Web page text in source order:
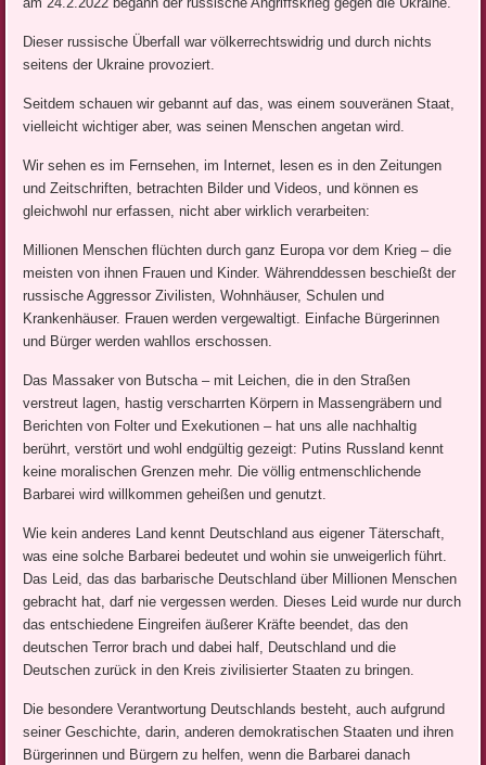
Dieser russische Überfall war völkerrechtswidrig und durch nichts
seitens der Ukraine provoziert.
Seitdem schauen wir gebannt auf das, was einem souveränen Staat,
vielleicht wichtiger aber, was seinen Menschen angetan wird.
Wir sehen es im Fernsehen, im Internet, lesen es in den Zeitungen
und Zeitschriften, betrachten Bilder und Videos, und können es
gleichwohl nur erfassen, nicht aber wirklich verarbeiten:
Millionen Menschen flüchten durch ganz Europa vor dem Krieg – die
meisten von ihnen Frauen und Kinder. Währenddessen beschießt der
russische Aggressor Zivilisten, Wohnhäuser, Schulen und
Krankenhäuser. Frauen werden vergewaltigt. Einfache Bürgerinnen
und Bürger werden wahllos erschossen.
Das Massaker von Butscha – mit Leichen, die in den Straßen
verstreut lagen, hastig verscharrten Körpern in Massengräbern und
Berichten von Folter und Exekutionen – hat uns alle nachhaltig
berührt, verstört und wohl endgültig gezeigt: Putins Russland kennt
keine moralischen Grenzen mehr. Die völlig entmenschlichende
Barbarei wird willkommen geheißen und genutzt.
Wie kein anderes Land kennt Deutschland aus eigener Täterschaft,
was eine solche Barbarei bedeutet und wohin sie unweigerlich führt.
Das Leid, das das barbarische Deutschland über Millionen Menschen
gebracht hat, darf nie vergessen werden. Dieses Leid wurde nur durch
das entschiedene Eingreifen äußerer Kräfte beendet, das den
deutschen Terror brach und dabei half, Deutschland und die
Deutschen zurück in den Kreis zivilisierter Staaten zu bringen.
Die besondere Verantwortung Deutschlands besteht, auch aufgrund
seiner Geschichte, darin, anderen demokratischen Staaten und ihren
Bürgerinnen und Bürgern zu helfen, wenn die Barbarei danach